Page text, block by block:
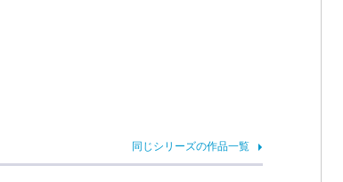
同じシリーズの作品一覧